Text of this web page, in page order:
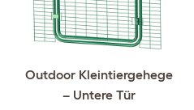
Outdoor Kleintiergehege
– Untere Tür